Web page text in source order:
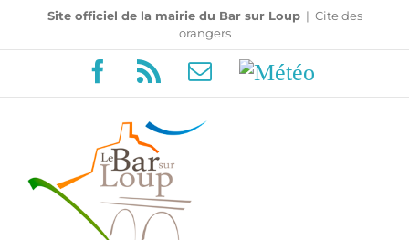
au
Site officiel de la mairie du Bar sur Loup | Cite des
orangers
Facebook
Rss EmailMétéo